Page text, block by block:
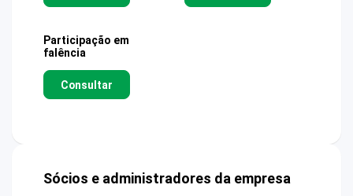
Participação em
falência
Consultar
Sócios e administradores da empresa